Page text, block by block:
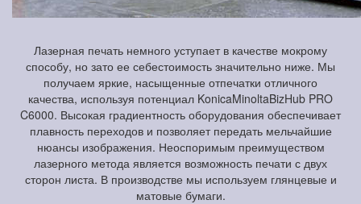
Лазерная печать немного уступает в качестве мокрому
способу, но зато ее себестоимость значительно ниже. Мы
получаем яркие, насыщенные отпечатки отличного
качества, используя потенциал KonicaMinoltaBizHub PRO
C6000. Высокая градиентность оборудования обеспечивает
плавность переходов и позволяет передать мельчайшие
нюансы изображения. Неоспоримым преимуществом
лазерного метода является возможность печати с двух
сторон листа. В производстве мы используем глянцевые и
матовые бумаги.